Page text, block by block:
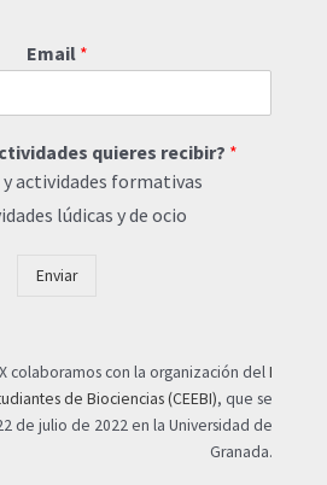
Email *
quieres recibir? *
y actividades formativas
lúdicas y de ocio
Enviar
colaboramos con la organización delI
de Biociencias (CEEBI), que se
de julio de 2022 en la Universidad de
Granada.